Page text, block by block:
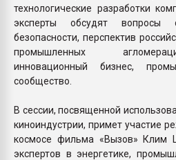
технологические разработки
эксперты обсудят вопросы
безопасности, перспектив
промышленных
инновационный бизнес,
сообщество.
В сессии, посвященной
киноиндустрии, примет участие
космосе фильма «Вызов» Клим
экспертов в энергетике,